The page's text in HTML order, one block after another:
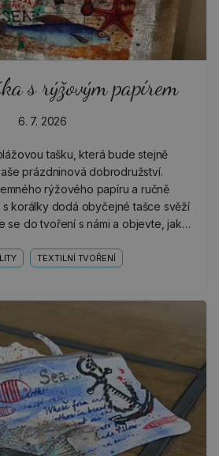
s rýžovým papírem
6. 7. 2026
tašku, která bude stejně
prázdninová dobrodružství.
rýžového papíru a ručně
korálky dodá obyčejné tašce svěží
se do tvoření s námi a objevte, jak
celé…
TEXTILNÍ TVOŘENÍ